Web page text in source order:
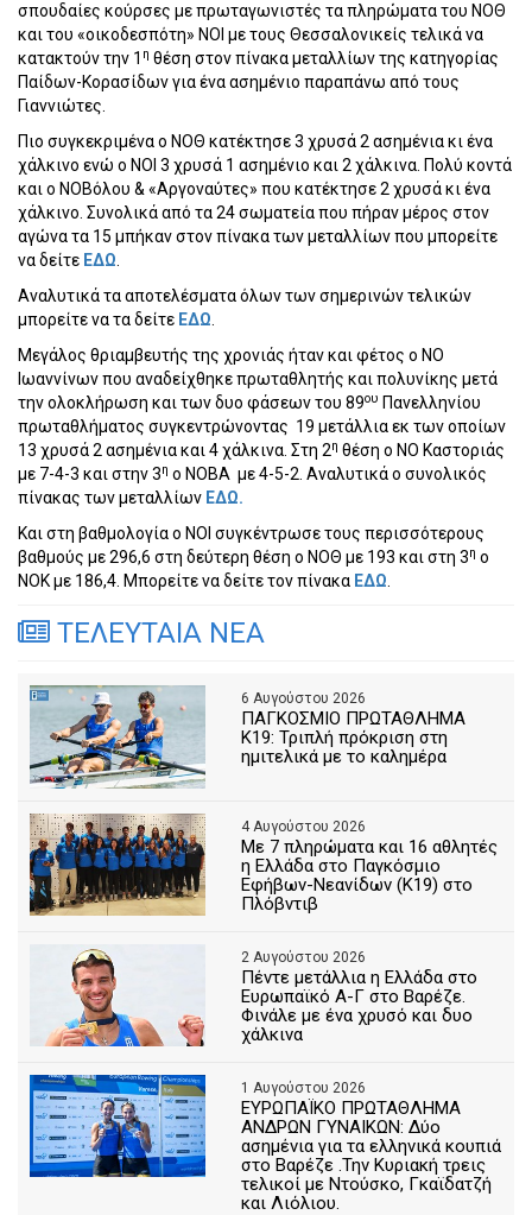
σπουδαίες κούρσες με πρωταγωνιστές τα πληρώματα του ΝΟΘ
και του «οικοδεσπότη» ΝΟΙ με τους Θεσσαλονικείς τελικά να
κατακτούν την 1 η θέση στον πίνακα μεταλλίων της κατηγορίας
Παίδων-Κορασίδων για ένα ασημένιο παραπάνω από τους
Γιαννιώτες.
Πιο συγκεκριμένα ο ΝΟΘ κατέκτησε 3 χρυσά 2 ασημένια κι ένα
χάλκινο ενώ ο ΝΟΙ 3 χρυσά 1 ασημένιο και 2 χάλκινα. Πολύ κοντά
και ο ΝΟΒόλου & «Αργοναύτες» που κατέκτησε 2 χρυσά κι ένα
χάλκινο. Συνολικά από τα 24 σωματεία που πήραν μέρος στον
αγώνα τα 15 μπήκαν στον πίνακα των μεταλλίων που μπορείτε
να δείτε ΕΔΩ
Αναλυτικά τα αποτελέσματα όλων των σημερινών τελικών
μπορείτε να τα δείτε ΕΔΩ
Μεγάλος θριαμβευτής της χρονιάς ήταν και φέτος ο ΝΟ
Ιωαννίνων που αναδείχθηκε πρωταθλητής και πολυνίκης μετά
την ολοκλήρωση και των δυο φάσεων του 89ου Πανελληνίου
πρωταθλήματος συγκεντρώνοντας 19 μετάλλια εκ των οποίων
13 χρυσά 2 ασημένια και 4 χάλκινα. Στη 2η θέση ο ΝΟ Καστοριάς
με 7-4-3 και στην 3η ο ΝΟΒΑ με 4-5-2. Αναλυτικά ο συνολικός
πίνακας των μεταλλίων ΕΔΩ.
Και στη βαθμολογία ο ΝΟΙ συγκέντρωσε τους περισσότερους
βαθμούς με 296,6 στη δεύτερη θέση ο ΝΟΘ με 193 και στη 3η ο
ΝΟΚ με 186,4. Μπορείτε να δείτε τον πίνακα ΕΔΩ
ΤΕΛΕΥΤΑΙΑ ΝΕΑ
6 Αυγούστου 2026
ΠΑΓΚΟΣΜΙΟ ΠΡΩΤΑΘΛΗΜΑ
Κ19: Τριπλή πρόκριση στη
ημιτελικά με το καλημέρα
4 Αυγούστου 2026
Με 7 πληρώματα και 16 αθλητές
η Ελλάδα στο Παγκόσμιο
Εφήβων-Νεανίδων (Κ19) στο
Πλόβντιβ
2 Αυγούστου 2026
Πέντε μετάλλια η Ελλάδα στο
Ευρωπαϊκό Α-Γ στο Βαρέζε.
Φινάλε με ένα χρυσό και δυο
χάλκινα
1 Αυγούστου 2026
ΕΥΡΩΠΑΪΚΟ ΠΡΩΤΑΘΛΗΜΑ
ΑΝΔΡΩΝ ΓΥΝΑΙΚΩΝ: Δύο
ασημένια για τα ελληνικά κουπιά
στο Βαρέζε .Την Κυριακή τρεις
τελικοί με Ντούσκο, Γκαϊδατζή
και Λιόλιου.